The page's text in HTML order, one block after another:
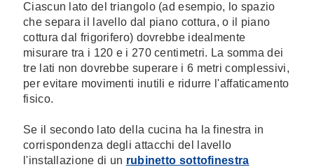
Ciascun lato del triangolo (ad esempio, lo spazio
che separa il lavello dal piano cottura, o il piano
cottura dal frigorifero) dovrebbe idealmente
misurare tra i 120 e i 270 centimetri. La somma dei
tre lati non dovrebbe superare i 6 metri complessivi,
per evitare movimenti inutili e ridurre l'affaticamento
fisico.
Se il secondo lato della cucina ha la finestra in
corrispondenza degli attacchi del lavello
l'installazione di un rubinetto sottofinestra